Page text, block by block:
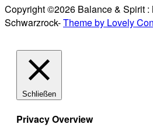
Copyright ©2026 Balance & Spirit
Schwarzrock-Theme by Lovely
Schließen
Privacy Overview